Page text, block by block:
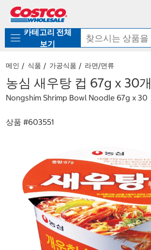
로
기
가
카테고리 전체
보기
메인 식품 가공식품 라면/면류
농심 새우탕 컵 67g x 30개
Nongshim Shrimp Bowl Noodle 67g x 30
상품 #603551